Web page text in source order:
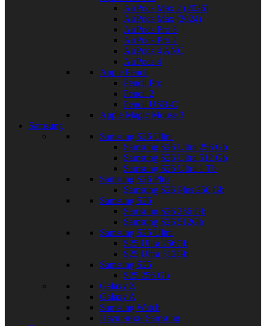
AirPods Max 2 (2026)
AirPods Max (2024)
AirPods Pro 3
AirPods Pro 2
AirPods 4 ANC
AirPods 4
Apple Pencil
Pencil Pro
Pencil 2
Pencil USB-C
Apple Magic Mouse 3
Samsung
Samsung S26 Ultra
Samsung S26 Ultra 256 Gb
Samsung S26 Ultra 512 Gb
Samsung S26 Ultra 1 Tb
Samsung S26 Plus
Samsung S26 Plus 256 Gb
Samsung S26
Samsung S26 256 Gb
Samsung S26 512Gb
Samsung S25 Ultra
S25 Ultra 256Gb
S25 Ultra 512Gb
Samsung S25
S25 256 Gb
Galaxy Z
Galaxy A
Samsung Watch
Наушники Samsung